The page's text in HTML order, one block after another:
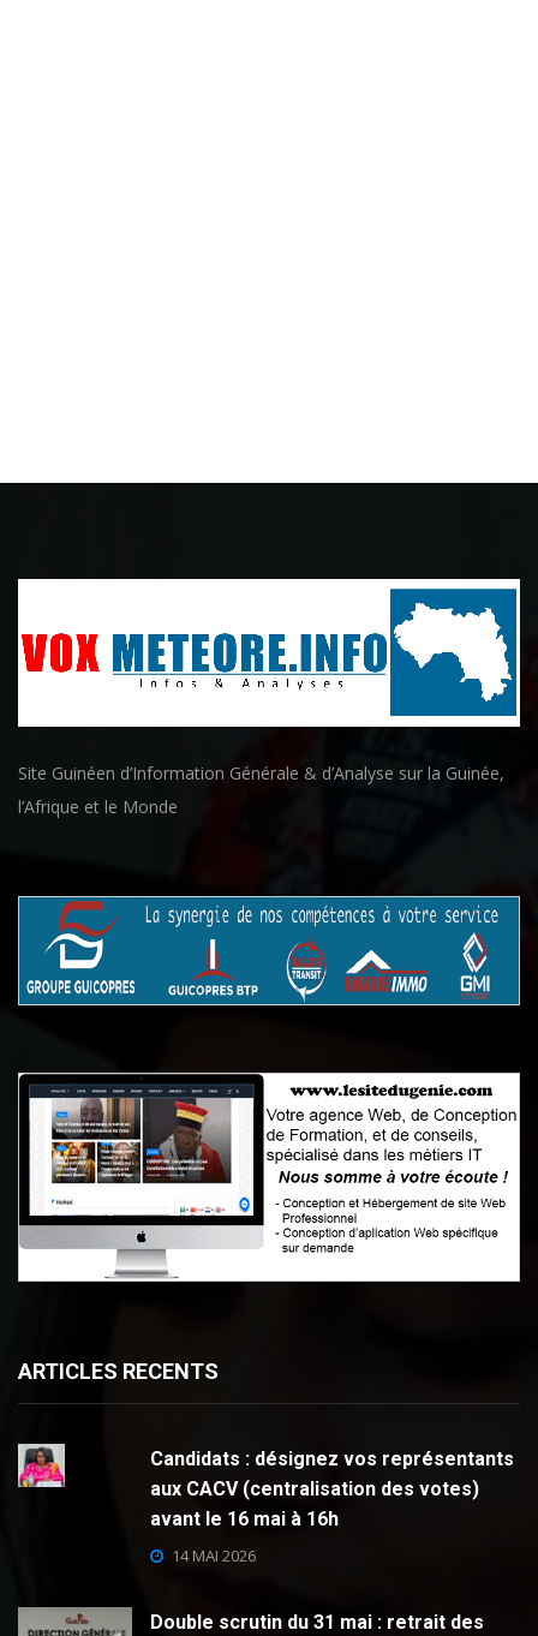
Site Guinéen d’Information Générale & d’Analyse sur la Guinée,
l’Afrique et le Monde
ARTICLES RECENTS
Candidats : désignez vos représentants
aux CACV (centralisation des votes)
avant le 16 mai à 16h
14 MAI 2026
Double scrutin du 31 mai : retrait des